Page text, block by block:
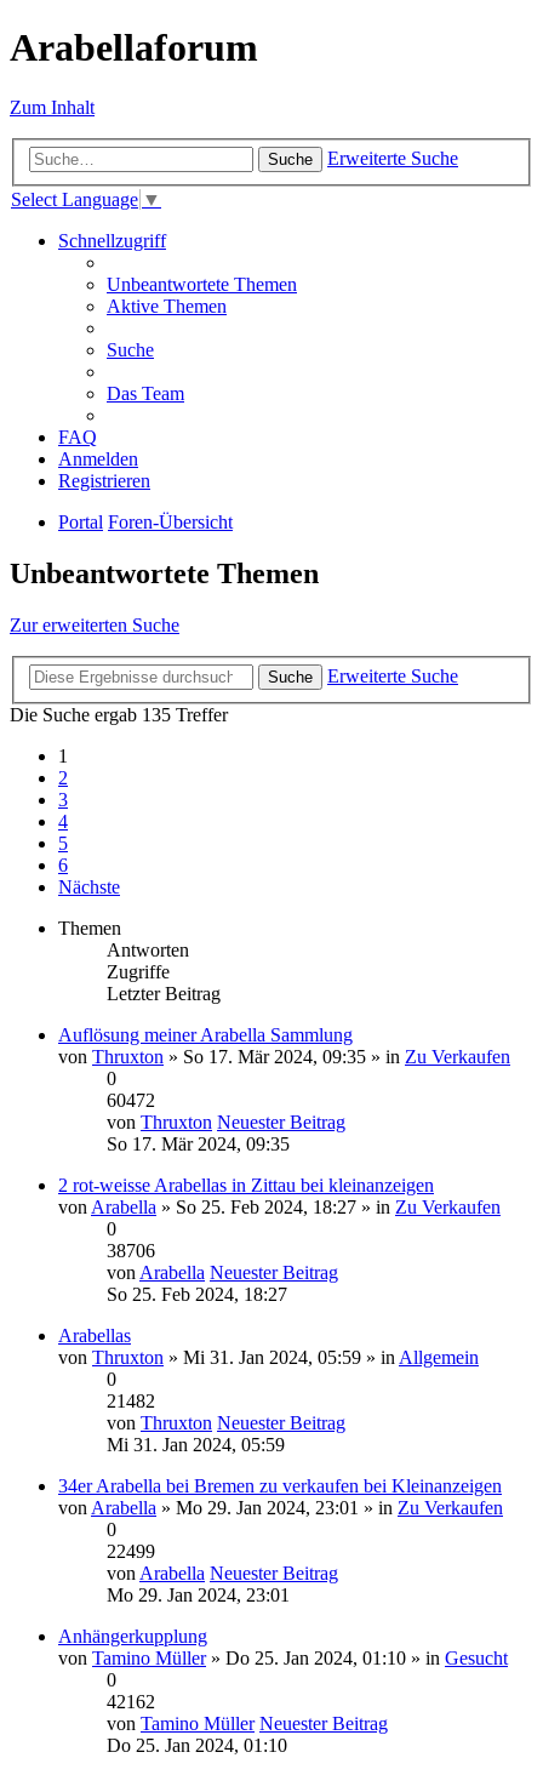
Arabellaforum
Zum Inhalt
Suche
Erweiterte Suche
Select Language ▼
Schnellzugriff
Unbeantwortete Themen
Aktive Themen
Suche
Das Team
FAQ
Anmelden
Registrieren
Portal Foren-Übersicht
Unbeantwortete Themen
Zur erweiterten Suche
Suche
Erweiterte Suche
Die Suche ergab 135 Treffer
1
2
3
4
5
6
Nächste
Themen
Antworten
Zugriffe
Letzter Beitrag
Auflösung meiner Arabella Sammlung
von Thruxton » So 17. Mär 2024, 09:35 » in Zu Verkaufen
0
60472
von Thruxton Neuester Beitrag
So 17. Mär 2024, 09:35
2 rot-weisse Arabellas in Zittau bei kleinanzeigen
von Arabella » So 25. Feb 2024, 18:27 » in Zu Verkaufen
0
38706
von Arabella Neuester Beitrag
So 25. Feb 2024, 18:27
Arabellas
von Thruxton » Mi 31. Jan 2024, 05:59 » in Allgemein
0
21482
von Thruxton Neuester Beitrag
Mi 31. Jan 2024, 05:59
34er Arabella bei Bremen zu verkaufen bei Kleinanzeigen
von Arabella » Mo 29. Jan 2024, 23:01 » in Zu Verkaufen
0
22499
von Arabella Neuester Beitrag
Mo 29. Jan 2024, 23:01
Anhängerkupplung
von Tamino Müller» Do 25. Jan 2024, 01:10 » in Gesucht
0
42162
von Tamino Müller Neuester Beitrag
Do 25. Jan 2024, 01:10